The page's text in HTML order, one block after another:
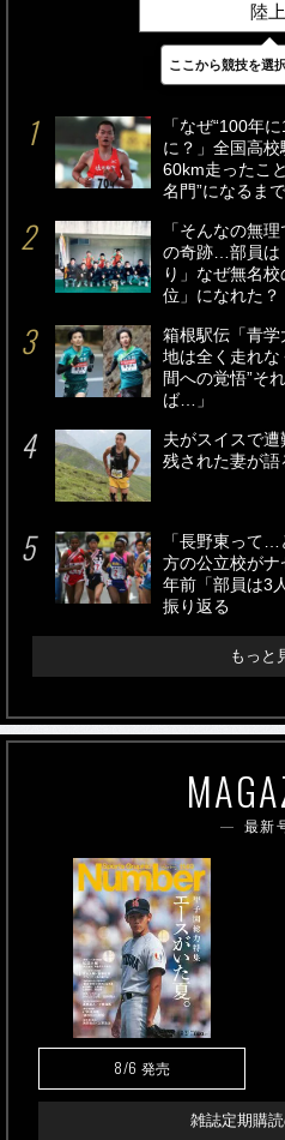
陸上
最新 24時
「なぜ“100年
に？」全国高
60km走ったこ
名門”になるまで
「そんなの無
の奇跡…部員は
り」なぜ無名
位」になれた？
箱根駅伝「青
地は全く走れな
間への覚悟”そ
ば…」
夫がスイスで遭
残された妻が語
「長野東って
方の公立校が
年前「部員は3
振り返る
もっと
最新
8/6 発売
雑誌定期購
ここから競技を選